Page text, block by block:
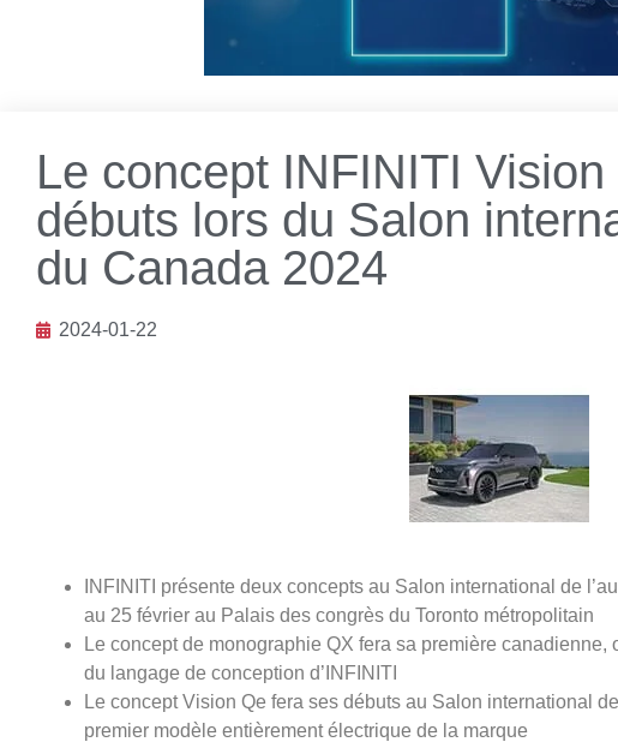
Le concept INFINITI
débuts lors du Salon
du Canada 2024
2024-01-22
INFINITI présente deux concepts au Salon international de
au 25 février au Palais des congrès du Toronto métropolitain
Le concept de monographie QX fera sa première canadienne,
du langage de conception d’INFINITI
Le concept Vision Qe fera ses débuts au Salon international
premier modèle entièrement électrique de la marque